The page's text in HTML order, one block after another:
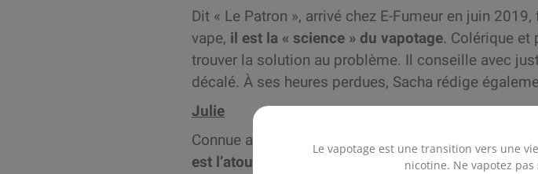
Le vapotage est une transition vers une
nicotine. Ne vapotez
Dit « Le Patron », arrivé chez E-Fumeur en juin
vape, il est la « science » du vapotage. Colérique et
trouver la solution au problème. Il conseille avec
décalé. À ses heures perdues, Sacha rédige
Julie
Connue aussi sous le nom de « la tite meuf »,
est l’atout bonne humeur de la boutique. Toujours